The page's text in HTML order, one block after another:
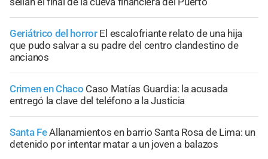
Geriátrico del horror El escalofriante relato de una hija
que pudo salvar a su padre del centro clandestino de
ancianos
Crimen en Chaco Caso Matías Guardia: la acusada
entregó la clave del teléfono a la Justicia
Santa FeAllanamientos en barrio Santa Rosa de Lima: un
detenido por intentar matar a un joven a balazos